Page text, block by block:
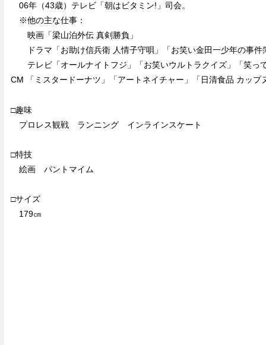
06年（43歳）テレビ「朝はビタミン!」司会。
※他の主な仕事：
映画「梁山泊外伝 真剣勝負」
ドラマ「お助け信兵衛 人情子守唄」「お笑い金田一少年の事件
テレビ「オールナイトフジ」「お笑いウルトラクイズ」「笑って
CM 「ミスタードーナツ」「アートネイチャー」「日清食品 カップ
□趣味
プロレス観戦 ランニング インラインスケート
□特技
絵画 パントマイム
□サイズ
179㎝